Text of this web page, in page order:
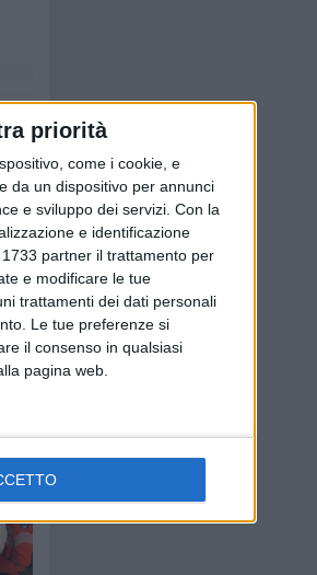
priorità
come i cookie, e
da un dispositivo per annunci
e sviluppo dei servizi. Con la
e identificazione
partner il trattamento per
e modificare le tue
trattamenti dei dati personali
Le tue preferenze si
il consenso in qualsiasi
pagina web.